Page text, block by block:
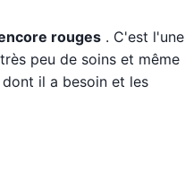
rouges . C'est l'une
peu de soins et même
il a besoin et les